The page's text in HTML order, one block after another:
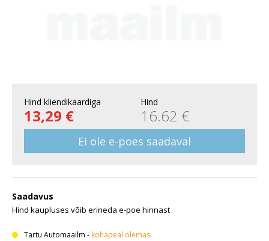
Hind kliendikaardiga
13,29 €
Hind
16.62 €
Ei ole e-poes saadaval
Saadavus
Hind kaupluses võib erineda e-poe hinnast
Tartu Automaailm - kohapeal olemas.